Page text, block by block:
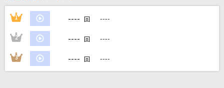
カラオケをもっと楽しもう！
1 ---- 回 ----
2 ---- 回 ----
3 ---- 回 ----